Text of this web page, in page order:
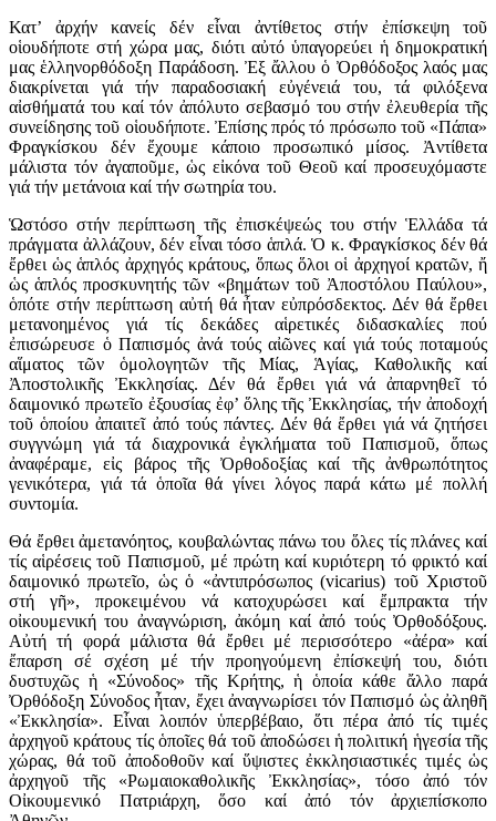
Κατ’ ἀρχήν κανείς δέν εἶναι ἀντίθετος στήν ἐπίσκεψη τοῦ
οἱουδήποτε στή χώρα μας, διότι αὐτό ὑπαγορεύει ἡ δημοκρατική
μας ἑλληνορθόδοξη Παράδοση. Ἐξ ἄλλου ὁ Ὀρθόδοξος λαός μας
διακρίνεται γιά τήν παραδοσιακή εὐγένειά του, τά φιλόξενα
αἰσθήματά του καί τόν ἀπόλυτο σεβασμό του στήν ἐλευθερία τῆς
συνείδησης τοῦ οἱουδήποτε. Ἐπίσης πρός τό πρόσωπο τοῦ «Πάπα»
Φραγκίσκου δέν ἔχουμε κάποιο προσωπικό μίσος. Ἀντίθετα
μάλιστα τόν ἀγαποῦμε, ὡς εἰκόνα τοῦ Θεοῦ καί προσευχόμαστε
γιά τήν μετάνοια καί τήν σωτηρία του.
Ὡστόσο στήν περίπτωση τῆς ἐπισκέψεώς του στήν Ἑλλάδα τά
πράγματα ἀλλάζουν, δέν εἶναι τόσο ἁπλά. Ὁ κ. Φραγκίσκος δέν θά
ἔρθει ὡς ἁπλός ἀρχηγός κράτους, ὅπως ὅλοι οἱ ἀρχηγοί κρατῶν, ἤ
ὡς ἁπλός προσκυνητής τῶν «βημάτων τοῦ Ἀποστόλου Παύλου»,
ὁπότε στήν περίπτωση αὐτή θά ἦταν εὐπρόσδεκτος. Δέν θά ἔρθει
μετανοημένος γιά τίς δεκάδες αἱρετικές διδασκαλίες πού
ἐπισώρευσε ὁ Παπισμός ἀνά τούς αἰῶνες καί γιά τούς ποταμούς
αἵματος τῶν ὁμολογητῶν τῆς Μίας, Ἁγίας, Καθολικῆς καί
Ἀποστολικῆς Ἐκκλησίας. Δέν θά ἔρθει γιά νά ἀπαρνηθεῖ τό
δαιμονικό πρωτεῖο ἐξουσίας ἐφ’ ὅλης τῆς Ἐκκλησίας, τήν ἀποδοχή
τοῦ ὁποίου ἀπαιτεῖ ἀπό τούς πάντες. Δέν θά ἔρθει γιά νά ζητήσει
συγγνώμη γιά τά διαχρονικά ἐγκλήματα τοῦ Παπισμοῦ, ὅπως
ἀναφέραμε, εἰς βάρος τῆς Ὀρθοδοξίας καί τῆς ἀνθρωπότητος
γενικότερα, γιά τά ὁποῖα θά γίνει λόγος παρά κάτω μέ πολλή
συντομία.
Θά ἔρθει ἀμετανόητος, κουβαλώντας πάνω του ὅλες τίς πλάνες καί
τίς αἱρέσεις τοῦ Παπισμοῦ, μέ πρώτη καί κυριότερη τό φρικτό καί
δαιμονικό πρωτεῖο, ὡς ὁ «ἀντιπρόσωπος (vicarius) τοῦ Χριστοῦ
στή γῆ», προκειμένου νά κατοχυρώσει καί ἔμπρακτα τήν
οἰκουμενική του ἀναγνώριση, ἀκόμη καί ἀπό τούς Ὀρθοδόξους.
Αὐτή τή φορά μάλιστα θά ἔρθει μέ περισσότερο «ἀέρα» καί
ἔπαρση σέ σχέση μέ τήν προηγούμενη ἐπίσκεψή του, διότι
δυστυχῶς ἡ «Σύνοδος» τῆς Κρήτης, ἡ ὁποία κάθε ἄλλο παρά
Ὀρθόδοξη Σύνοδος ἦταν, ἔχει ἀναγνωρίσει τόν Παπισμό ὡς ἀληθῆ
«Ἐκκλησία». Εἶναι λοιπόν ὑπερβέβαιο, ὅτι πέρα ἀπό τίς τιμές
ἀρχηγοῦ κράτους τίς ὁποῖες θά τοῦ ἀποδώσει ἡ πολιτική ἡγεσία τῆς
χώρας, θά τοῦ ἀποδοθοῦν καί ὕψιστες ἐκκλησιαστικές τιμές ὡς
ἀρχηγοῦ τῆς «Ρωμαιοκαθολικῆς Ἐκκλησίας», τόσο ἀπό τόν
Οἰκουμενικό Πατριάρχη, ὅσο καί ἀπό τόν ἀρχιεπίσκοπο